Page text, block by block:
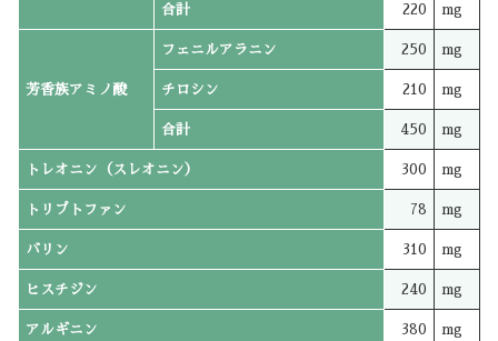
合計 220 mg
芳香族アミノ酸
フェニルアラニン 250 mg
チロシン 210 mg
合計 450 mg
トレオニン（スレオニン） 300 mg
トリプトファン 78 mg
バリン 310 mg
ヒスチジン 240 mg
アルギニン 380 mg